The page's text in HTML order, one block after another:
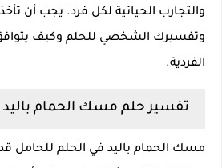
والتجارب الحياتية لكل فرد. يجب أن
وتفسيرك الشخصي للحلم وكيف
الفردية.
تفسير حلم مسك الحمام باليد
مسك الحمام باليد في الحلم للحامل